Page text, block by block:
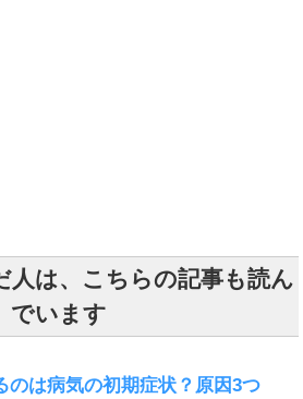
人は、こちらの記事も読ん
でいます
のは病気の初期症状？原因3つ